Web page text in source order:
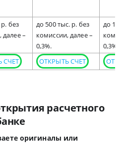
без
далее –
до 500 тыс. р. без
комиссии, далее –
0,3%.
до 1
0,3%.
СЧЕТ
ОТКРЫТЬ СЧЕТ
расчетного
оригиналы или